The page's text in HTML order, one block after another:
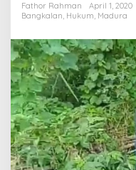
Fathor Rahman
April 1, 2020
Bangkalan, Hukum, Madura